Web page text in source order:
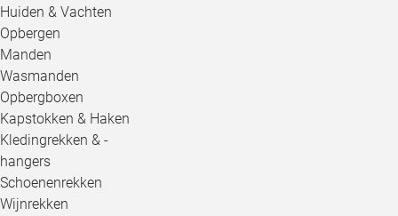
Huiden & Vachten
Opbergen
Manden
Wasmanden
Opbergboxen
Kapstokken & Haken
Kledingrekken & -
hangers
Schoenenrekken
Wijnrekken